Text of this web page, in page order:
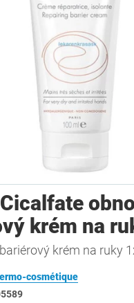
krém na
krém na ruky
cosmétique